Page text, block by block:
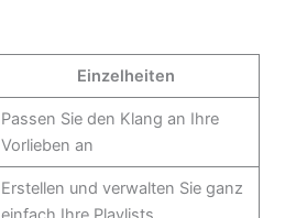
Einzelheiten
Passen Sie den Klang an Ihre
Vorlieben an
Erstellen und verwalten Sie ganz